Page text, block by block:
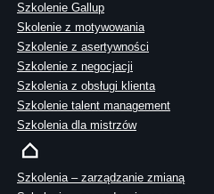
Szkolenie Gallup
Skolenie z motywowania
Szkolenie z asertywności
Szkolenie z negocjacji
Szkolenia z obsługi klienta
Szkolenie talent management
Szkolenia dla mistrzów
Szkolenia – zarządzanie zmianą